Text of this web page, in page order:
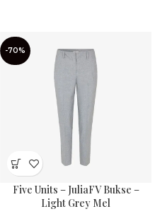
-70%
Five Units – JuliaFV Bukse –
Light Grey Mel